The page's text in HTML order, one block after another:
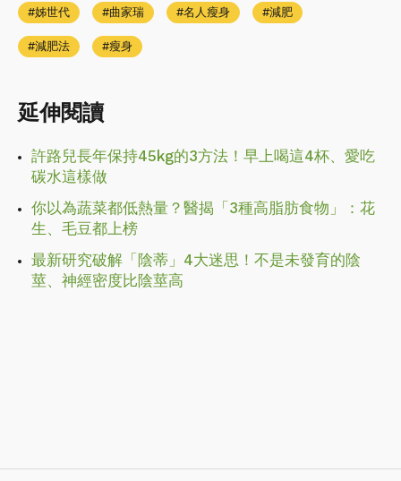
姊世代 曲家瑞 名人瘦身 減肥
減肥法 瘦身
延伸閱讀
許路兒長年保持45kg的3方法！早上喝這4杯、愛吃
碳水這樣做
你以為蔬菜都低熱量？醫揭「3種高脂肪食物」：花
生、毛豆都上榜
最新研究破解「陰蒂」4大迷思！不是未發育的陰
莖、神經密度比陰莖高